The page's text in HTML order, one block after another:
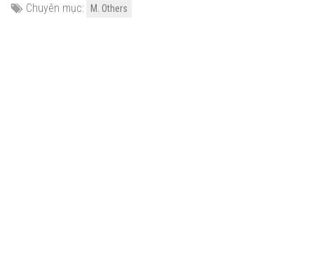
Chuyên mục: M. Others